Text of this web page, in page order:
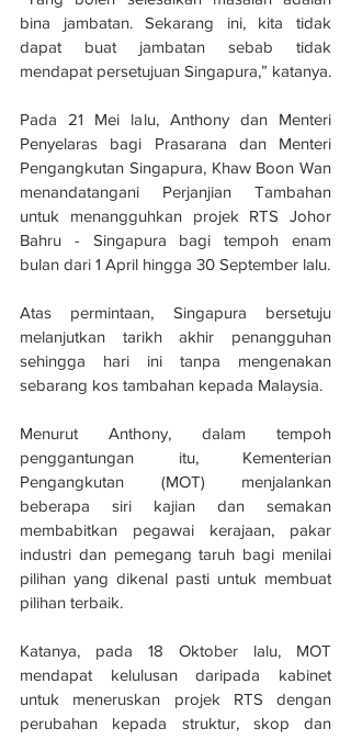
bina jambatan. Sekarang ini, kita tidak
dapat buat jambatan sebab tidak
mendapat persetujuan Singapura,” katanya.
Pada 21 Mei lalu, Anthony dan Menteri
Penyelaras bagi Prasarana dan Menteri
Pengangkutan Singapura, Khaw Boon Wan
menandatangani Perjanjian Tambahan
untuk menangguhkan projek RTS Johor
Bahru - Singapura bagi tempoh enam
bulan dari 1 April hingga 30 September lalu.
Atas permintaan, Singapura bersetuju
melanjutkan tarikh akhir penangguhan
sehingga hari ini tanpa mengenakan
sebarang kos tambahan kepada Malaysia.
Menurut Anthony, dalam tempoh
penggantungan itu, Kementerian
Pengangkutan (MOT) menjalankan
beberapa siri kajian dan semakan
membabitkan pegawai kerajaan, pakar
industri dan pemegang taruh bagi menilai
pilihan yang dikenal pasti untuk membuat
pilihan terbaik.
Katanya, pada 18 Oktober lalu, MOT
mendapat kelulusan daripada kabinet
untuk meneruskan projek RTS dengan
perubahan kepada struktur, skop dan